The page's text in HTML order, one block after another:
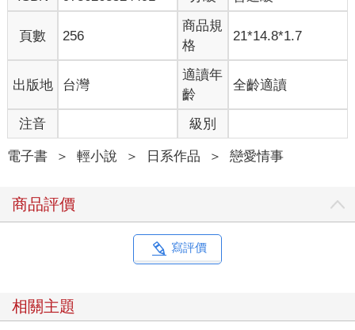
儘管發誓要守在她的身旁，他還是丟下了不安害怕的她、恐懼哭
泣的她。
不用說，清霞當然設想過這樣的情況，也為此做好了準備。只
是，在實際面對過後，強烈的無力感和無止盡的後悔仍籠罩了
他。
這樣的清霞，沒有資格指責別人──例如那個選擇加入異能心教的
男人──畢竟他也同樣違背了誓言。
為了美世而採取的所有行動，或許也是一樣的。
讓清霞維持清醒和理智的，是她在那些平凡日常之中的身影。
光的她。
對清霞展露，宛如花苞初綻那樣令人憐愛的笑容。
輕巧細膩顯現出美世本人性格的一舉一動。
就連這些都讓清霞覺得可愛、愛憐不已。她的存在足以溫暖他的
美世想必認為自己總是被給予的一方，但她其實也給了清霞很多
頁數 256
商品規
格
21*14.8*1.7
出版地 台灣
適讀年
齡
全齡適讀
注音 級別
電子書 ＞ 輕小說 ＞ 日系作品 ＞ 戀愛情事
商品評價
寫評價
相關主題